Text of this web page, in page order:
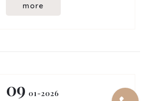
more
09 01 2026